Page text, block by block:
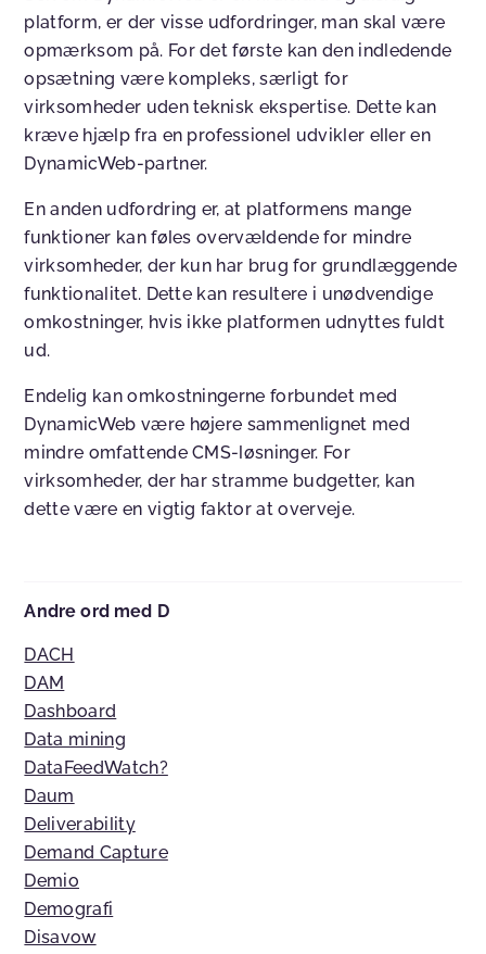
platform, er der visse udfordringer, man skal være
opmærksom på. For det første kan den indledende
opsætning være kompleks, særligt for
virksomheder uden teknisk ekspertise. Dette kan
kræve hjælp fra en professionel udvikler eller en
DynamicWeb-partner.
En anden udfordring er, at platformens mange
funktioner kan føles overvældende for mindre
virksomheder, der kun har brug for grundlæggende
funktionalitet. Dette kan resultere i unødvendige
omkostninger, hvis ikke platformen udnyttes fuldt
ud.
Endelig kan omkostningerne forbundet med
DynamicWeb være højere sammenlignet med
mindre omfattende CMS-løsninger. For
virksomheder, der har stramme budgetter, kan
dette være en vigtig faktor at overveje.
Andre ord med D
DACH
DAM
Dashboard
Data mining
DataFeedWatch?
Daum
Deliverability
Demand Capture
Demio
Demografi
Disavow